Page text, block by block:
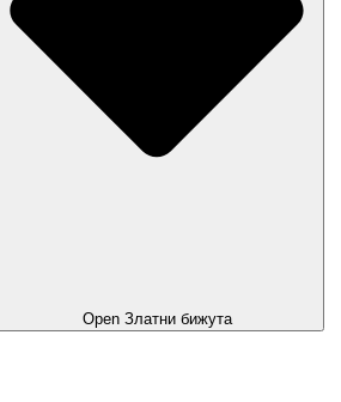
Open Златни бижута